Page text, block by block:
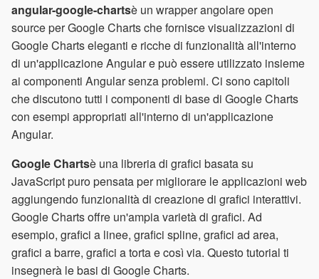
angular-google-chartsè un wrapper angolare open
source per Google Charts che fornisce visualizzazioni di
Google Charts eleganti e ricche di funzionalità all'interno
di un'applicazione Angular e può essere utilizzato insieme
ai componenti Angular senza problemi. Ci sono capitoli
che discutono tutti i componenti di base di Google Charts
con esempi appropriati all'interno di un'applicazione
Angular.
Google Chartsè una libreria di grafici basata su
JavaScript puro pensata per migliorare le applicazioni web
aggiungendo funzionalità di creazione di grafici interattivi.
Google Charts offre un'ampia varietà di grafici. Ad
esempio, grafici a linee, grafici spline, grafici ad area,
grafici a barre, grafici a torta e così via. Questo tutorial ti
insegnerà le basi di Google Charts.